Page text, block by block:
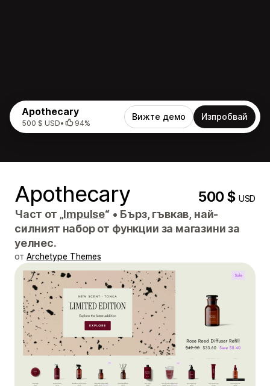
Apothecary
500 $ USD• 94%
Вижте демо Изпробвай
Apothecary 500 $USD
Част от „Impulse“ • Бърз, гъвкав, най-
силният набор от функции за магазини за
уелнес.
от Archetype Themes